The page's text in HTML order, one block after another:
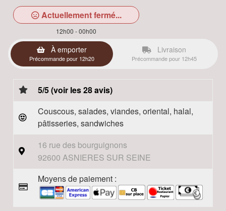
Actuellement fermé...
12h00 - 00h00
À emporter
Précommande pour 12h20
Livraison
Précommande pour 12h45
5/5 (voir les 28 avis)
Couscous, salades, viandes, oriental, halal,
pâtisseries, sandwiches
16 rue des bourguignons
92600 ASNIERES SUR SEINE
Moyens de paiement :